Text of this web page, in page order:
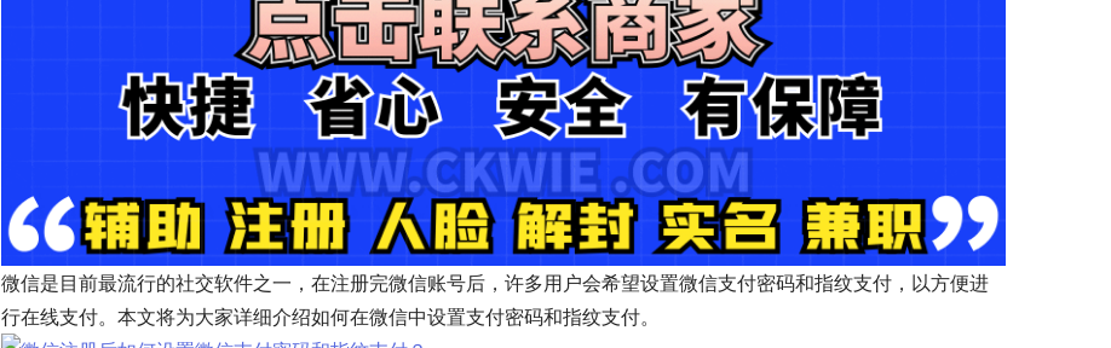
微信是目前最流行的社交软件之一，在注册完微信账号后，许多用户会希望设置微信支付密码和指纹支付，以方便进
行在线支付。本文将为大家详细介绍如何在微信中设置支付密码和指纹支付。